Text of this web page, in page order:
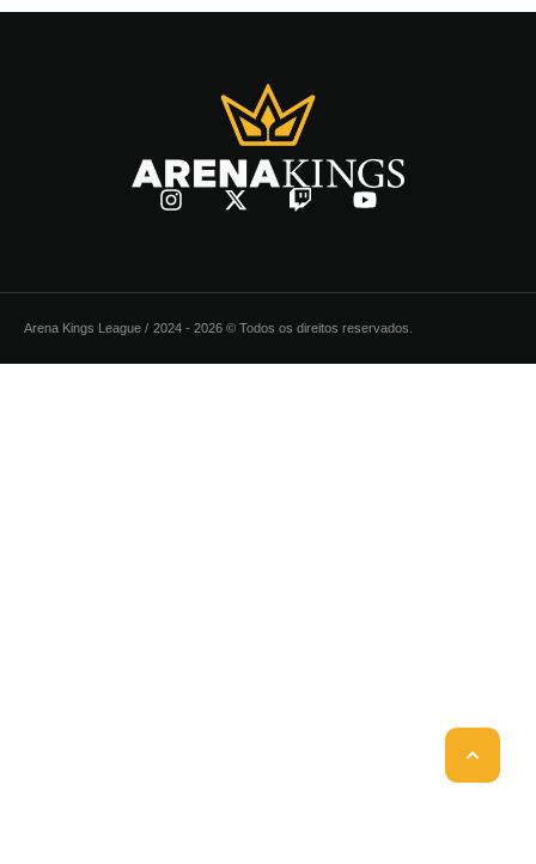
Arena Kings League / 2024 - 2026 © Todos os direitos reservados.